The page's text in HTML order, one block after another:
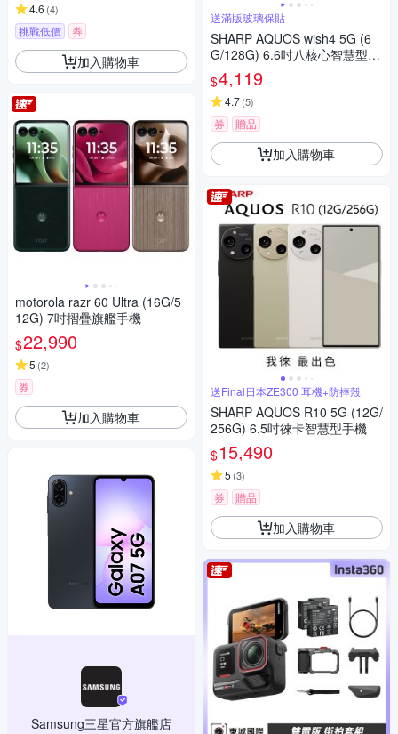
4.6 (4)
挑戰低價 券
加入購物車
motorola razr 60 Ultra (16G/5
12G) 7吋摺疊旗艦手機
$22,990
5 (2)
券
加入購物車
Samsung三星官方旗艦店
送滿版玻璃保貼
SHARP AQUOS wish4 5G (6
G/128G) 6.6吋八核心智慧型手
$4,119
4.7(5)
券 贈品
加入購物車
送Final日本ZE300 耳機+防摔殼
SHARP AQUOS R10 5G (12G/
256G) 6.5吋徠卡智慧型手機
$15,490
5 (3)
券 贈品
加入購物車